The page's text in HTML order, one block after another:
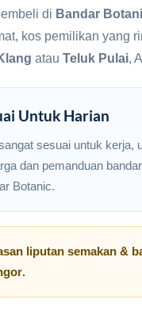
di Bandar
kos pemilikan yang
atau Teluk Pulai,
Untuk Harian
sesuai untuk kerja,
dan pemanduan
Botanic.
liputan semakan &
.